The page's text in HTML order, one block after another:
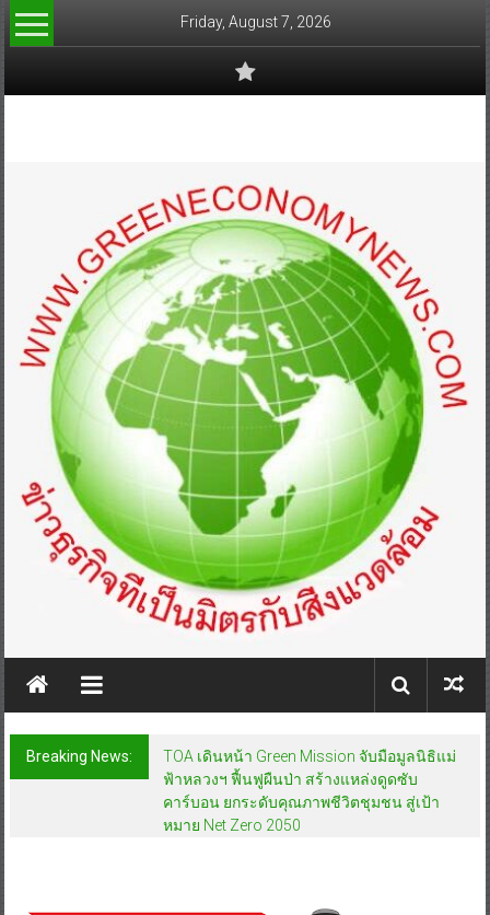
Skip
to
Friday, August 7, 2026
Breaking News:
TOA เดินหน้า Green Mission จับมือมูลนิธิแม่
ฟ้าหลวงฯ ฟื้นฟูผืนป่า สร้างแหล่งดูดซับ
คาร์บอน ยกระดับคุณภาพชีวิตชุมชน สู่เป้า
หมาย Net Zero 2050